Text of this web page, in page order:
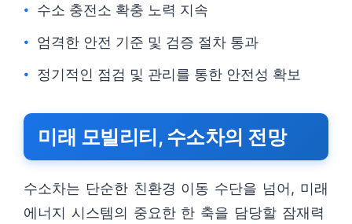
수소 충전소 확충 노력 지속
엄격한 안전 기준 및 검증 절차 통과
정기적인 점검 및 관리를 통한 안전성 확보
미래 모빌리티, 수소차의 전망
수소차는 단순한 친환경 이동 수단을 넘어, 미래
에너지 시스템의 중요한 한 축을 담당할 잠재력